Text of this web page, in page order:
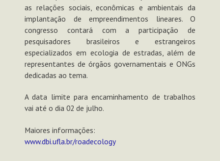
as relações sociais, econômicas e ambientais da
implantação de empreendimentos lineares. O
congresso contará com a participação de
pesquisadores brasileiros e estrangeiros
especializados em ecologia de estradas, além de
representantes de órgãos governamentais e ONGs
dedicadas ao tema.
A data limite para encaminhamento de trabalhos
vai até o dia 02 de julho.
Maiores informações:
www.dbi.ufla.br/roadecology